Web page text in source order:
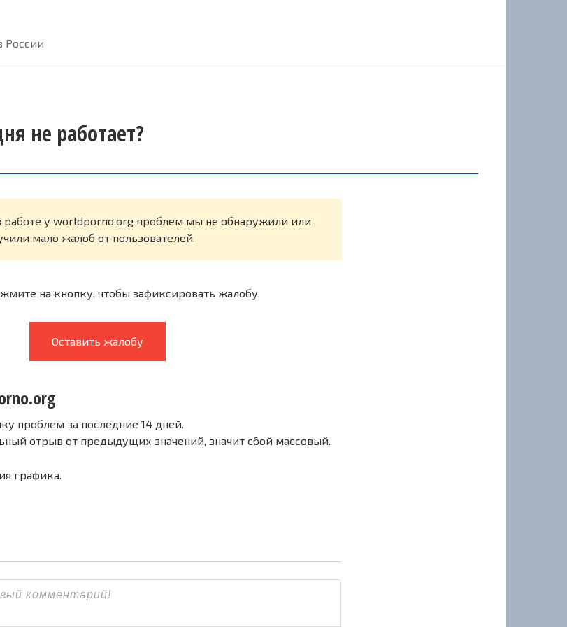
России
не работает?
работе у worldporno.org проблем мы не обнаружили или
мало жалоб от пользователей.
на кнопку, чтобы зафиксировать жалобу.
Оставить жалобу
проблем за последние 14 дней.
отрыв от предыдущих значений, значит сбой массовый.
графика.